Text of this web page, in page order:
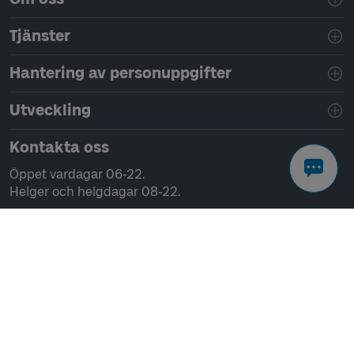
Tjänster
Hantering av personuppgifter
Utveckling
Kontakta oss
Öppet vardagar 06-22.
Helger och helgdagar 08-22.